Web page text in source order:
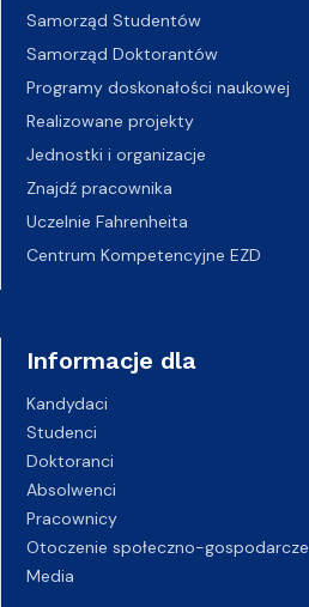
Samorząd Studentów
Samorząd Doktorantów
Programy doskonałości naukowej
Realizowane projekty
Jednostki i organizacje
Znajdź pracownika
Uczelnie Fahrenheita
Centrum Kompetencyjne EZD
Informacje dla
Kandydaci
Studenci
Doktoranci
Absolwenci
Pracownicy
Otoczenie społeczno-gospodarcze
Media